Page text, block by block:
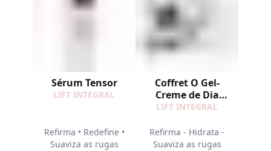
Sérum Tensor
LIFT INTEGRAL
Refirma • Redefine •
Suaviza as rugas
Coffret O Gel-
Creme de Dia
Refirmante
LIFT INTEGRAL
Refirma - Hidrata -
Suaviza as rugas